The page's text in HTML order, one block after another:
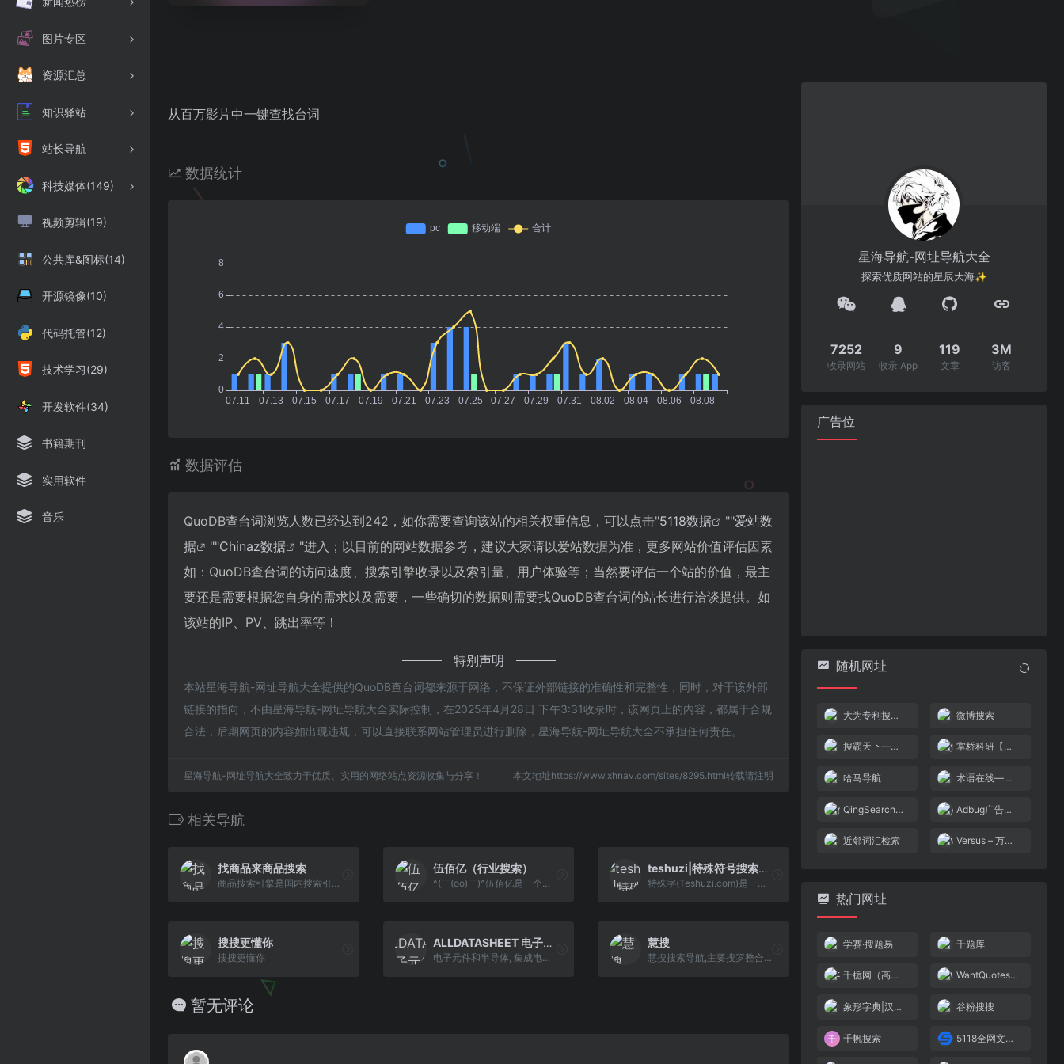
图片专区
资源汇总
知识驿站
站长导航
科技媒体(149)
视频剪辑(19)
公共库&图标(14)
开源镜像(10)
代码托管(12)
技术学习(29)
开发软件(34)
书籍期刊
实用软件
音乐
从百万影片中一键查找台词
数据统计
数据评估
QuoDB查台词浏览人数已经达到242，如你需要查询该站的相关权重信息，可以点击"5118数据 ""爱站数
据
""Chinaz数据
"进入；以目前的网站数据参考，建议大家请以爱站数据为准，更多网站价值评估因素
如：QuoDB查台词的访问速度、搜索引擎收录以及索引量、用户体验等；当然要评估一个站的价值，最主
要还是需要根据您自身的需求以及需要，一些确切的数据则需要找QuoDB查台词的站长进行洽谈提供。如
该站的IP、PV、跳出率等！
特别声明
本站星海导航-网址导航大全提供的QuoDB查台词都来源于网络，不保证外部链接的准确性和完整性，同时，对于该外部
链接的指向，不由星海导航-网址导航大全实际控制，在2025年4月28日 下午3:31收录时，该网页上的内容，都属于合规
合法，后期网页的内容如出现违规，可以直接联系网站管理员进行删除，星海导航-网址导航大全不承担任何责任。
星海导航-网址导航大全致力于优质、实用的网络站点资源收集与分享！ 本文地址https://www.xhnav.com/sites/8295.html转载请注明
相关导航
找商品来商品搜索
商品搜索引擎是国内搜索引擎之一,为中国用户提供数码电器,办公居家,个人护理,男女童装,礼品奢品,酒水饮食,母婴用品,图书医药等信息搜索服务。
伍佰亿（行业搜索）
^(￣(oo)￣)^伍佰亿是一个您想来就来想走就走的地方，您可以在伍佰亿找你所找看你所看，您可以在伍佰亿买你所买卖你所卖，您还可以在伍佰亿发你所发学你所学。希望您在伍佰亿找到你想找到的看到你想看的，买到你想买的卖掉你想卖的，发布你想发的学到你想学的。您在这里拥有的，就是伍佰亿！- WuBaiYi.com
teshuzi|特殊符号搜索引擎
特殊字(Teshuzi.com)是一个基于unicode的字符智能检索和手写识别输入系统，用于方便用户快速找到最想要的特殊符号、emoji表情、字母及文字。
搜搜更懂你
搜搜更懂你
ALLDATASHEET 电子元件搜索引擎
电子元件和半导体, 集成电路, 二极管, 三端双向可控硅和其他半导体的
慧搜
慧搜搜索导航,主要搜罗整合各类中文搜索引擎，努力让信息资源搜索更便捷更高效
暂无评论
星海导航-网址导航大全
探索优质网站的星辰大海✨
7252
收录网站
9
收录 App
119
文章
3M
访客
广告位
随机网址
大为专利搜索引擎 微博搜索
搜霸天下—在线工具综合搜索引擎 掌桥科研【一站式科研服务平台】
哈马导航 术语在线—权威的术语知识服务平台
QingSearch（轻搜搜索引擎） Adbug广告查查
近邻词汇检索 Versus – 万物皆可对比
热门网址
学赛·搜题易 千题库
千栀网（高校搜索） WantQuotes 据意查句
象形字典|汉字结构查询网 谷粉搜搜
千帆搜索 5118全网文章搜索采集